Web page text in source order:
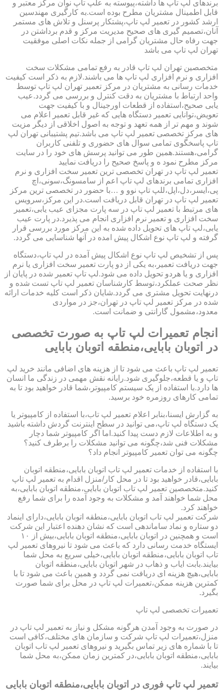
برندهای لپ تاپ ها داشته،پیوسته به علپ تاپ نوان مرکز معتبر و
قابل اطمینال مشتریان مطرح بوده است.به کارگیری مهندسین
ارشد کشور در تعمیر لپ تاپ،پشتکار پرسنل و تلاش های مستمر
آنان،تصمیم گیری های صحیح مدیریت مرکز و قدم برداشتن در
جهت رفاه حال مشتریان گرامی از جمله نکات اصلی موفقیت
تهران لپ تاپ می باشد
متخصصین تهران لپ تاپ قادر به رفع تمامی مشکلات سخت
افزاری و نرم افزاری لپ تاپ ها می باشند.لازم به ذکر است کیفیت
خدمات رسانی به مشتریان در مرکز تعمیر تهران لپ تاپ توسط
واحد ارتباط با مشتریان به دقت کنترل و بررسی می گردد.عیب
یابی صحیح،استفاده از قطعات اورجینال و با کیفیت جهت
تعویض،توانایی تعمیر دستگاه هایی که غیر قابل تعمیر اعلام می
شوند و مهم تر از همه تعهد و توجه به اصول اخلاقی از دیگر مزیت
های مرکز تخصصی تعمیر لپ تاپ می باشد.تیم پشتیبانی تهران لپ
تاپ پاسخگوی تمامی سوال های حضوری و تلفنی کاربران
گرامی،هستند.همین طور می توانید پرسش های خود را در سایت
مرکز مطرح نمود ه و پاسخ صحیح را دریافت نمایید
تعمیر لپ تاپ در تهران تخصصی ترین تعمیر سخت افزاری و نرم
افزاری تمامی برندهای لپ تاپ اعم از سامسونگ،سونی،اچ
پی،ایسر،دل،اپل،للپ تاپ نوو و …با حضور در تخصصی ترین مرکز
تعمیر لپ تاپ در تهران قابل دریافت است.در این مرکز،سرویس
های مرتبط با تعمیر لپ تاپ در سه پارت مجزای عیب یابی،تعمیر
سخت افزاری و تعمیر نرم افزاری انجام می پذیرد.در پارت عیب
یابی،لپ تاپ های تحویل داده شده به این مرکز مورد بررسی قرار
گرفته و لپ تاپ نوع اشکال پیش امده در آنها شناسایی می گردد.
پس از تشخیص لپ تاپ نوع اشکال پیش آمده در لپ تاپ،دستگاه
جهت دریافت تعمیر،به یکی از دو پارت تعمیر سخت افزاری یا نرم
افزاری و یا هردو تحویل داده می شود.لپ تاپ تعمیر شده در پایان از
نظر صحت عملکرد،توسط کارشناسان تعمیر لپ تاپ تست شده و
درنهایت تحویل مشتری می گردد.شایان ذکر است کلیه خدمات ارائه
شده در مرکز تعمیر لپ تاپ در تهران،جز در مواردی
معدود،مشمول گارانتی و ضمانت است.
انجام تعمیرات لپ تاپ به صورت تخصصی
در اتوبان بابایی،منطقه اتوبان بابایی
تعمیر لپ تاپ باعث می شود تا از هزینه های اضافی مانند خرید لپ
تاپ و یا قطعه،جلوگیری شود.رایانه نقش مهمی در زندگی ما انسان
ها دارد.با استفاده از یک سیستم کامپیوتر،شما قادر خواهید بود تا به
تمامی کارهای روزمره خود برسید.
به گزارش ایسنا،بنابر اعلام تعمیر لپ تاب،با استفاده از کامپیوتر یا
یک دستگاه لپ تاپ،می توانید در سطح اینترنت گردش داشته باشید
و به اطلاعات لازم دست پیدا کنید.اما اگر کامپیوتر شما دچار
مشکلات فنی شد،چگونه می توانید مشکلات را برطرف کنید؟
چگونه می توان تعمیر کامپیوتر انجام داد؟
با استفاده از خدمات تعمیر لپ تاب اتوبان بابایی،منطقه اتوبان
بابایی،قادر خواهید بود تا در محل کار/منزل اقدام به تعمیر لپ تاپ
کنید.متخصصین تعمیر لپ تاب اتوبان بابایی،منطقه اتوبان بابایی،به
محل شما خواهند آمد و مشکلات به وجود آمده را برای شما رفع
خواهند کرد.
شرکت تعمیر لپ تاب اتوبان بابایی،منطقه اتوبان بابایی،دارای اینماد
دو ستاره و نماد ساماندهی است که نشان دهنده اعتبار این شرکت
است و همچنین در اتوبان بابایی،منطقه اتوبان بابایی،بیش از ۱۰
ایستگاه خدمت رسانی دارد که باعث می شود تا نیروهای تعمیر لپ
تاب اتوبان بابایی،منطقه اتوبان بابایی،خیلی سریع به محل شما
بیایند.بابت ایاب و ذهاب در شهر اتوبان بابایی،منطقه اتوبان
بابایی،هیچ هزینه ای دریافت نمی گردد و همین باعث می شود تا با
کمترین هزینه ممکن،تعمیرات لپ تاپ در محل برای شما صورت
بگیرد.
تعمیرات تخصصی لپ تاپ
در صورت به وجود آمدن هرگونه مشکل و نیاز به تعمیر لپ تاپ در
منزل،تعمیرات لپ تاپ شرکت و سازمان های مختلف،کافی است
تا با شماره های زیر تماس بگیرید و نیروهای تعمیر لپ تاب اتوبان
بابایی،منطقه اتوبان بابایی،در کمترین زمان ممکن،به محل شما
بیایند.
تعمیر لپ تاپ فوری در اتوبان بابایی،منطقه اتوبان بابایی